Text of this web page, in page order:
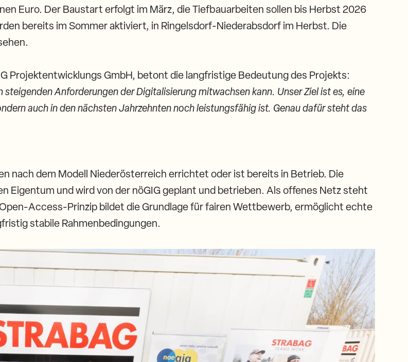
Euro. Der Baustart erfolgt im März, die Tiefbauarbeiten sollen bis Herbst 2026
bereits im Sommer aktiviert, in Ringelsdorf-Niederabsdorf im Herbst. Die
Projektentwicklungs GmbH, betont die langfristige Bedeutung des Projekts:
Anforderungen der Digitalisierung mitwachsen kann. Unser Ziel ist es, eine
auch in den nächsten Jahrzehnten noch leistungsfähig ist. Genau dafür steht das
nach dem Modell Niederösterreich errichtet oder ist bereits in Betrieb. Die
und wird von der nöGIG geplant und betrieben. Als offenes Netz steht
Access-Prinzip bildet die Grundlage für fairen Wettbewerb, ermöglicht echte
stabile Rahmenbedingungen.